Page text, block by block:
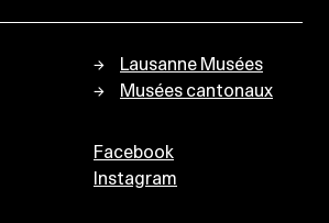
Lausanne Musées
Musées cantonaux
Facebook
Instagram